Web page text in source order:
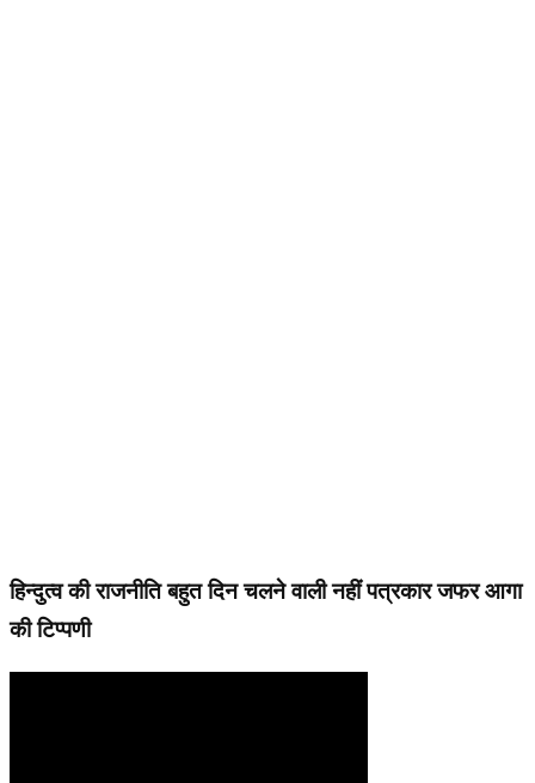
हिन्दुत्व की राजनीति बहुत दिन चलने वाली नहीं पत्रकार जफर आगा
की टिप्पणी